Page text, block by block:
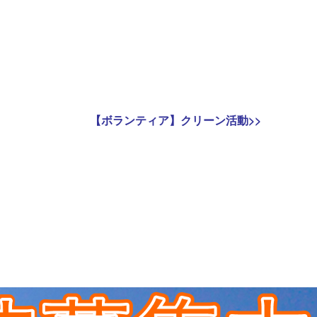
Next
【ボランティア】クリーン活動>>